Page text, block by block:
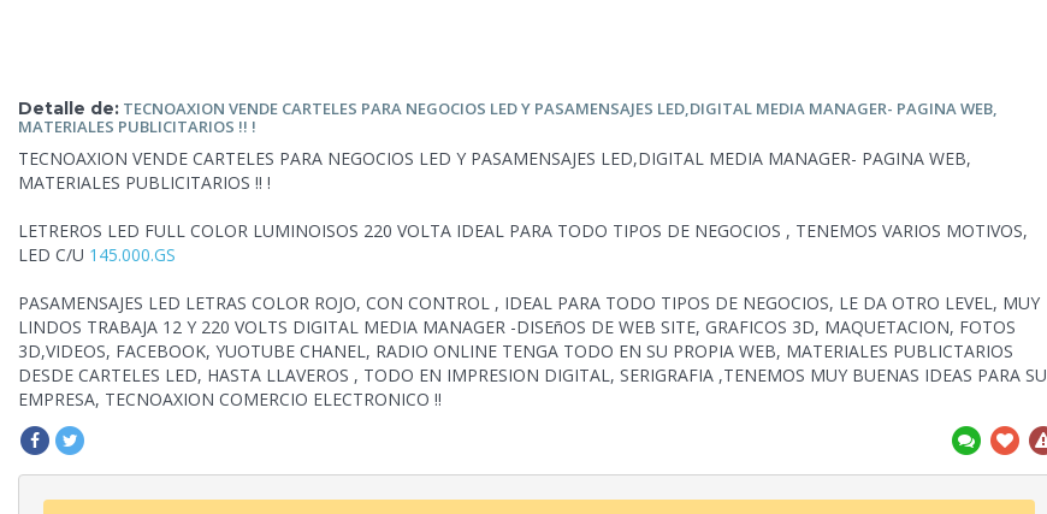
Detalle de: TECNOAXION VENDE CARTELES PARA NEGOCIOS LED Y PASAMENSAJES LED,DIGITAL MEDIA MANAGER- PAGINA WEB,
MATERIALES PUBLICITARIOS !! !
TECNOAXION VENDE CARTELES PARA NEGOCIOS LED Y PASAMENSAJES LED,DIGITAL MEDIA MANAGER- PAGINA WEB,
MATERIALES PUBLICITARIOS !! !
LETREROS LED FULL COLOR LUMINOISOS 220 VOLTA IDEAL PARA TODO TIPOS DE NEGOCIOS , TENEMOS VARIOS MOTIVOS,
LED C/U 145.000.GS
PASAMENSAJES LED LETRAS COLOR ROJO, CON CONTROL , IDEAL PARA TODO TIPOS DE NEGOCIOS, LE DA OTRO LEVEL, MUY
LINDOS TRABAJA 12 Y 220 VOLTS DIGITAL MEDIA MANAGER -DISEñOS DE WEB SITE, GRAFICOS 3D, MAQUETACION, FOTOS
3D,VIDEOS, FACEBOOK, YUOTUBE CHANEL, RADIO ONLINE TENGA TODO EN SU PROPIA WEB, MATERIALES PUBLICTARIOS
DESDE CARTELES LED, HASTA LLAVEROS , TODO EN IMPRESION DIGITAL, SERIGRAFIA ,TENEMOS MUY BUENAS IDEAS PARA SU
EMPRESA, TECNOAXION COMERCIO ELECTRONICO !!